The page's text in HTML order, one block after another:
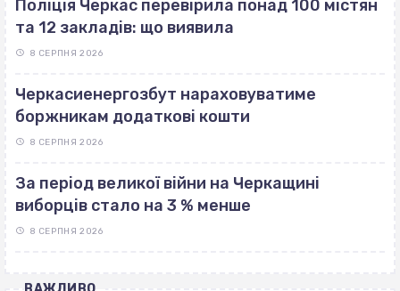
Поліція Черкас перевірила понад 100 містян
та 12 закладів: що виявила
8 СЕРПНЯ 2026
Черкасиенергозбут нараховуватиме
боржникам додаткові кошти
8 СЕРПНЯ 2026
За період великої війни на Черкащині
виборців стало на 3 % менше
8 СЕРПНЯ 2026